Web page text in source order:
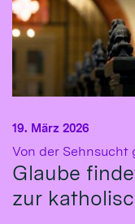
Von der Sehnsucht
Glaube
zur
19. März 2026